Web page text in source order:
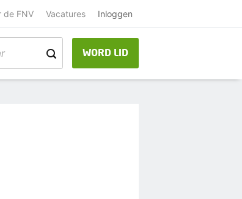
de FNV Vacatures Inloggen
WORD LID